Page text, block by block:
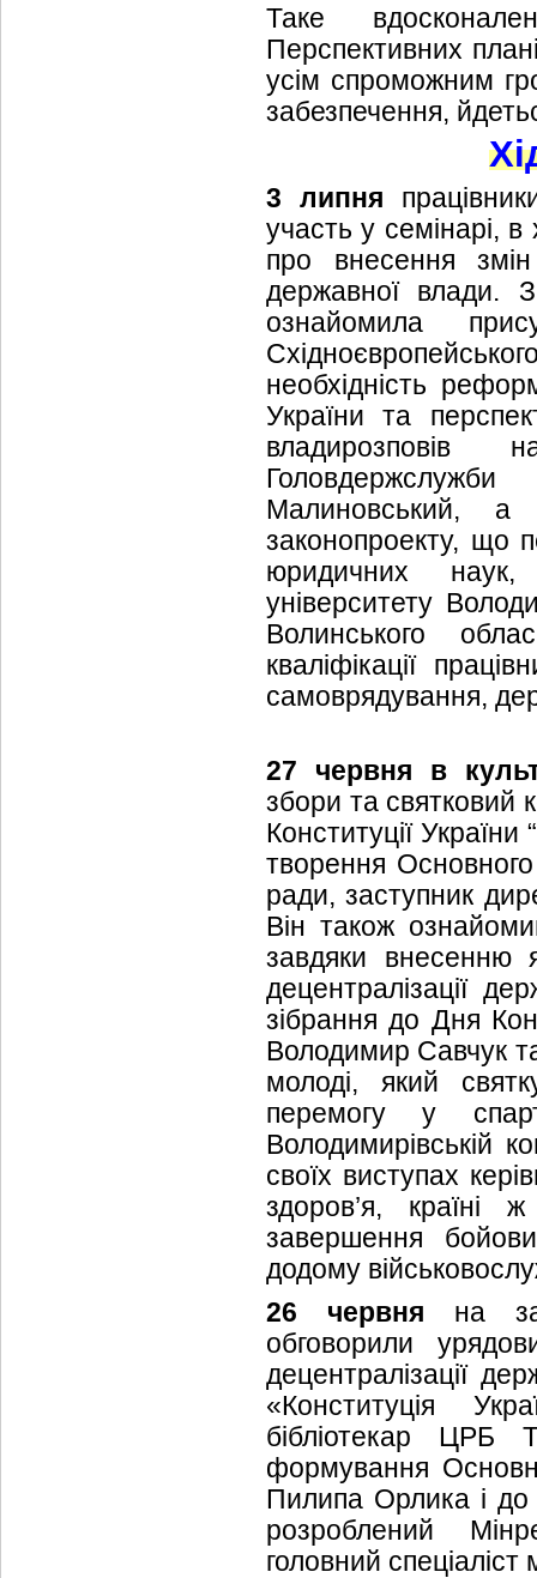
Таке
Перспективних
усім спроможним
забезпечення,
3 липня
участь у семінарі,
про внесення змін
державної влади.
ознайомила
необхідність
України та
владирозповів
Малиновський, а
законопроекту, що
юридичних наук,
університету
Волинського
кваліфікації
самоврядування,
27 червня
в
збори та святковий
Конституції
творення
ради, заступник
Він також
завдяки внесенню
децентралізації
зібрання до Дня
Володимир Савчук
молоді, який
перемогу у
Володимирівській
своїх виступах
здоров’я, країні
завершення
додому
26 червня на
обговорили
децентралізації
«Конституція
бібліотекар ЦРБ
формування
Пилипа Орлика і до
розроблений
головний